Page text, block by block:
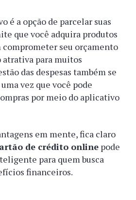
é a opção de parcelar suas
que você adquira produtos
comprometer seu orçamento
atrativa para muitos
das despesas também se
vez que você pode
por meio do aplicativo
em mente, fica claro
de crédito online pode
para quem busca
financeiros.